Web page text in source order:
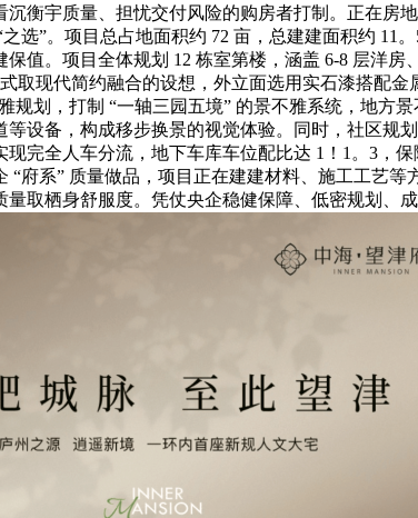
衡宇质量、担忧交付风险的购房者打制。正在房
”。项目总占地面积约 72 亩，总建建面积约 11
值。项目全体规划 12 栋室第楼，涵盖 6-8 层洋房
取现代简约融合的设想，外立面选用实石漆搭配
划，打制 “一轴三园五境” 的景不雅系统，地方
设备，构成移步换景的视觉体验。同时，社区规
完全人车分流，地下车库车位配比达 1！1。3，
府系” 质量做品，项目正在建建材料、施工工艺
取栖身舒服度。凭仗央企稳健保障、低密规划、